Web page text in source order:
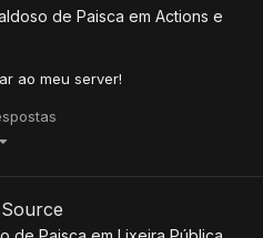
de Paisca em Actions e
ao meu server!